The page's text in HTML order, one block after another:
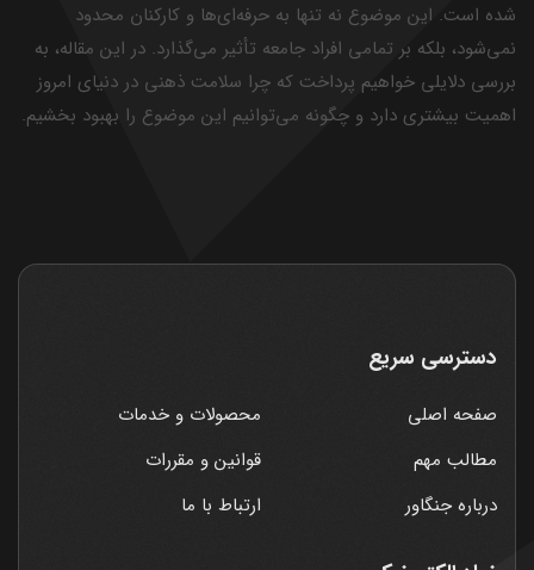
شده است. این موضوع نه تنها به حرفه‌ای‌ها و کارکنان محدود
نمی‌شود، بلکه بر تمامی افراد جامعه تأثیر می‌گذارد. در این مقاله، به
بررسی دلایلی خواهیم پرداخت که چرا سلامت ذهنی در دنیای امروز
اهمیت بیشتری دارد و چگونه می‌توانیم این موضوع را بهبود بخشیم.
دسترسی سریع
صفحه اصلی
محصولات و خدمات
مطالب مهم
قوانین و مقررات
درباره جنگاور
ارتباط با ما